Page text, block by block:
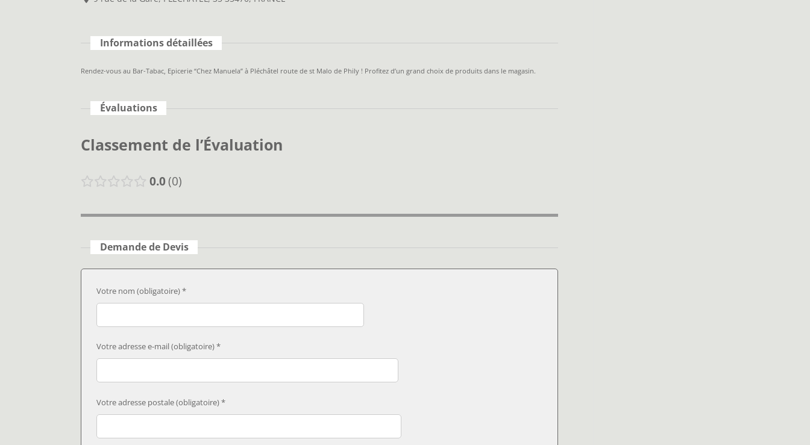
Informations détaillées
Rendez-vous au Bar-Tabac, Epicerie “Chez Manuela” à Pléchâtel route de st Malo de Phily ! Profitez d’un grand choix de produits dans le magasin.
Évaluations
Classement de l’Évaluation
0.0 0
Demande de Devis
Votre nom (obligatoire) *
Votre adresse e-mail (obligatoire) *
Votre adresse postale (obligatoire) *